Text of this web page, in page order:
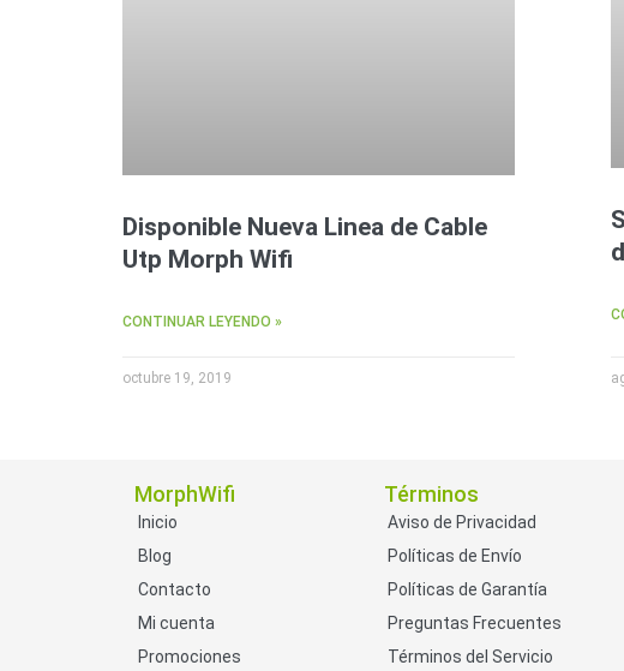
Disponible Nueva Linea de Cable
Utp Morph Wifi
CONTINUAR LEYENDO »
octubre 19, 2019
MorphWifi
Inicio
Blog
Contacto
Mi cuenta
Promociones
Términos
Aviso de Privacidad
Políticas de Envío
Políticas de Garantía
Preguntas Frecuentes
Términos del Servicio